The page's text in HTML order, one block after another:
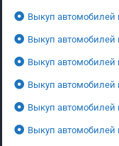
Выкуп автомобилей
Выкуп автомобилей
Выкуп автомобилей
Выкуп
Выкуп автомобилей
Выкуп автомобилей